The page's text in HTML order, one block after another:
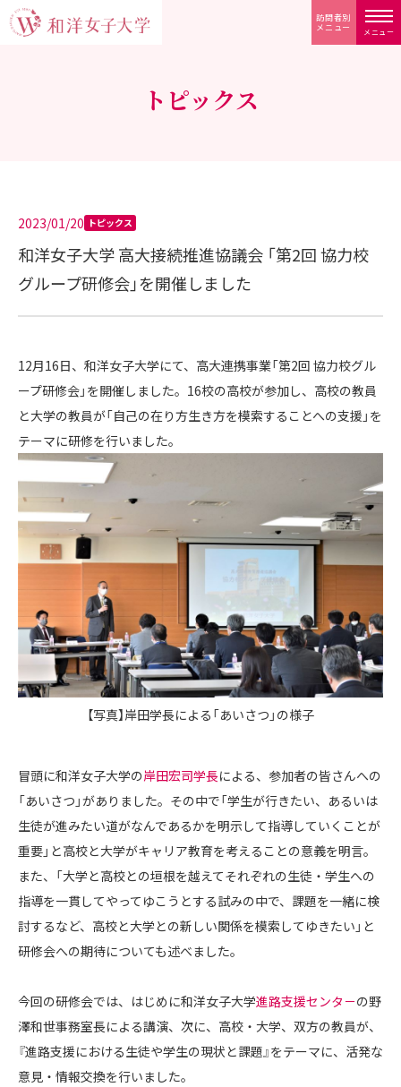
メニュー
訪問者別
メニュー
トピックス
2023/01/20 トピックス
和洋女子大学 高大接続推進協議会 「第2回 協力校
グループ研修会」を開催しました
12月16日、和洋女子大学にて、高大連携事業「第2回 協力校グル
ープ研修会」を開催しました。16校の高校が参加し、高校の教員
と大学の教員が「自己の在り方生き方を模索することへの支援」を
テーマに研修を行いました。
【写真】岸田学長による「あいさつ」の様子
冒頭に和洋女子大学の岸田宏司学長による、参加者の皆さんへの
「あいさつ」がありました。その中で「学生が行きたい、あるいは
生徒が進みたい道がなんであるかを明示して指導していくことが
重要」と高校と大学がキャリア教育を考えることの意義を明言。
また、「大学と高校との垣根を越えてそれぞれの生徒・学生への
指導を一貫してやってゆこうとする試みの中で、課題を一緒に検
討するなど、高校と大学との新しい関係を模索してゆきたい」と
研修会への期待についても述べました。
今回の研修会では、はじめに和洋女子大学進路支援センタ－の野
澤和世事務室長による講演、次に、高校・大学、双方の教員が、
『進路支援における生徒や学生の現状と課題』をテーマに、活発な
意見・情報交換を行いました。